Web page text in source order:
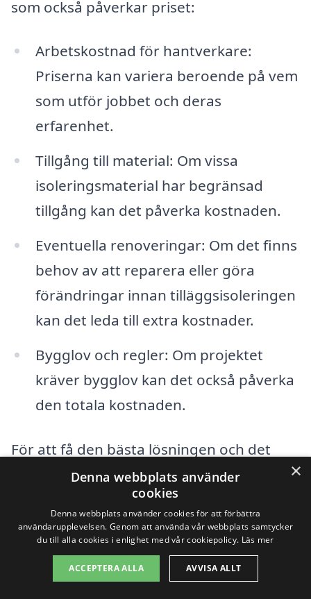
som också påverkar priset:
Arbetskostnad för hantverkare:
Priserna kan variera beroende på vem
som utför jobbet och deras
erfarenhet.
Tillgång till material: Om vissa
isoleringsmaterial har begränsad
tillgång kan det påverka kostnaden.
Eventuella renoveringar: Om det finns
behov av att reparera eller göra
förändringar innan tilläggsisoleringen
kan det leda till extra kostnader.
Bygglov och regler: Om projektet
kräver bygglov kan det också påverka
den totala kostnaden.
För att få den bästa lösningen och det
mest konkurrenskraftiga priset på
tilläggsisolering i Åsarna rekommenderar
vi att du inhämtar offerter från olika
företag. Genom att jämföra priser och
tjänster kan du hitta ett erbjudande som
×
Denna webbplats använder
cookies
Denna webbplats använder cookies för att förbättra
användarupplevelsen. Genom att använda vår webbplats samtycker
du till alla cookies i enlighet med vår cookiepolicy. Läs mer
ACCEPTERA ALLA AVVISA ALLT